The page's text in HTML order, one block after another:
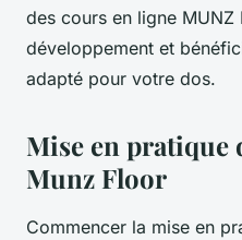
des cours en ligne MUNZ
développement et
adapté pour votre dos.
Mise en pratique
Munz Floor
Commencer la mise en